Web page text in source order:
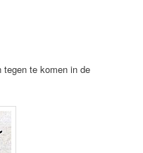
tegen te komen in de